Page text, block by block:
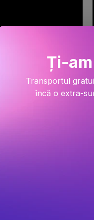
Ți-
Transportul
încă o extra-